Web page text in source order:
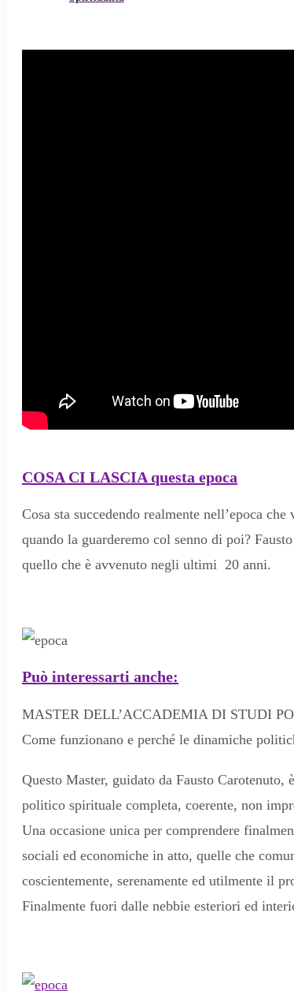
COSA CI LASCIA questa epoca
Cosa sta succedendo realmente nell’epoca
quando la guarderemo col senno di poi?
quello che è avvenuto negli ultimi 20 anni.
Può interessarti anche:
MASTER DELL’ACCADEMIA DI STUDI
Come funzionano e perché le dinamiche
Questo Master, guidato da Fausto
politico spirituale completa, coerente, non
Una occasione unica per comprendere
sociali ed economiche in atto, quelle che
coscientemente, serenamente ed utilmente il
Finalmente fuori dalle nebbie esteriori ed